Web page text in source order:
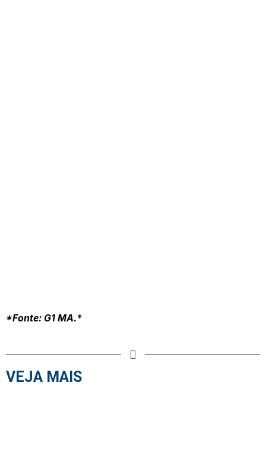
*Fonte: G1 MA.*
VEJA MAIS